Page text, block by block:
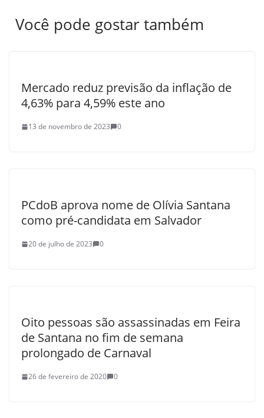
Você pode gostar também
Mercado reduz previsão da inflação de
4,63% para 4,59% este ano
13 de novembro de 2023 0
PCdoB aprova nome de Olívia Santana
como pré-candidata em Salvador
20 de julho de 2023 0
Oito pessoas são assassinadas em Feira
de Santana no fim de semana
prolongado de Carnaval
26 de fevereiro de 2020 0